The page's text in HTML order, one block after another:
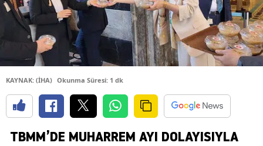
KAYNAK: (İHA) Okunma Süresi: 1 dk
TBMM’DE MUHARREM AYI DOLAYISIYLA